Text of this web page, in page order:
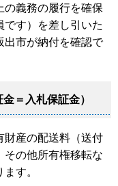
の義務の履行を確保
す）を差し引いた
出市が納付を確認で
＝入札保証金）
産の配送料（送付
その他所有権移転な
す。